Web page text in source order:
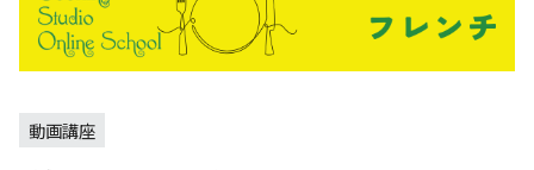
動画講座